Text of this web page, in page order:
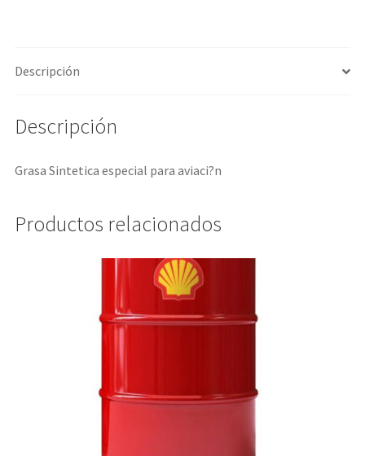
Descripción
Descripción
Grasa Sintetica especial para aviaci?n
Productos relacionados